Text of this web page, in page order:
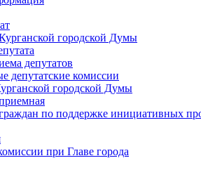
городской Думы
депутатов
депутатские комиссии
городской Думы
по поддержке инициативных
при Главе города